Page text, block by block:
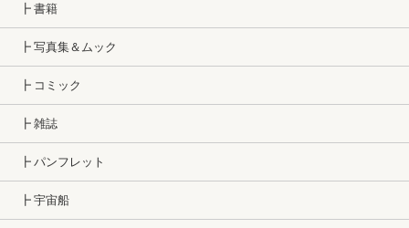
┣ 書籍
┣ 写真集＆ムック
┣ コミック
┣ 雑誌
┣ パンフレット
┣ 宇宙船